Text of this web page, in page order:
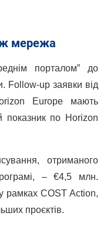
мережа
порталом” до
Follow-up заявки від
Europe мають
показник по Horizon
отриманого
– €4,5 млн.
рамках COST Action,
проєктів.